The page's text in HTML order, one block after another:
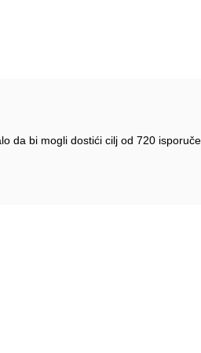
da bi mogli dostići cilj od 720